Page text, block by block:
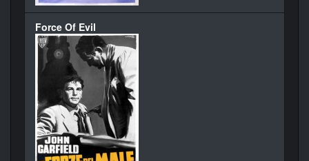
Force Of Evil